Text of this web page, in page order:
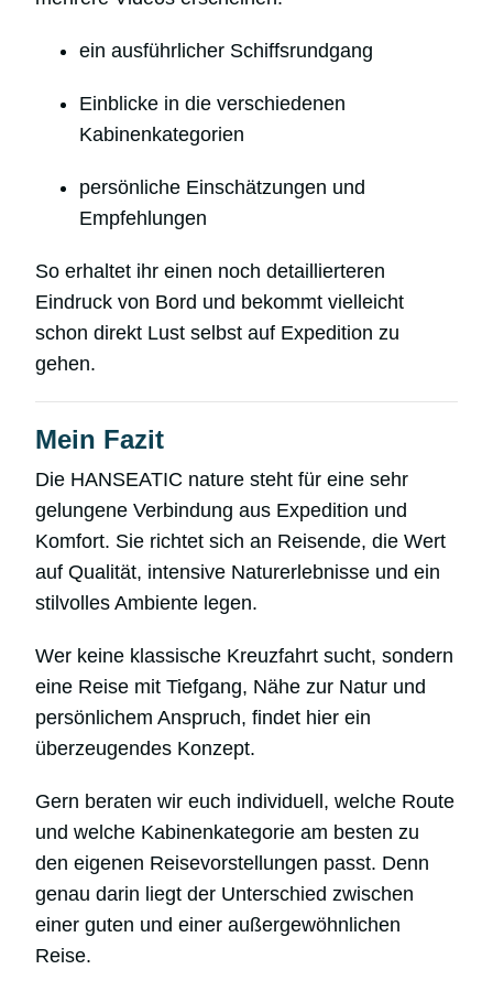
ein ausführlicher Schiffsrundgang
Einblicke in die verschiedenen
Kabinenkategorien
persönliche Einschätzungen und
Empfehlungen
So erhaltet ihr einen noch detaillierteren
Eindruck von Bord und bekommt vielleicht
schon direkt Lust selbst auf Expedition zu
gehen.
Mein Fazit
Die HANSEATIC nature steht für eine sehr
gelungene Verbindung aus Expedition und
Komfort. Sie richtet sich an Reisende, die Wert
auf Qualität, intensive Naturerlebnisse und ein
stilvolles Ambiente legen.
Wer keine klassische Kreuzfahrt sucht, sondern
eine Reise mit Tiefgang, Nähe zur Natur und
persönlichem Anspruch, findet hier ein
überzeugendes Konzept.
Gern beraten wir euch individuell, welche Route
und welche Kabinenkategorie am besten zu
den eigenen Reisevorstellungen passt. Denn
genau darin liegt der Unterschied zwischen
einer guten und einer außergewöhnlichen
Reise.